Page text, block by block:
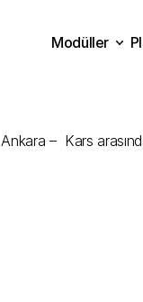
Ankara –  Kars
Modüller